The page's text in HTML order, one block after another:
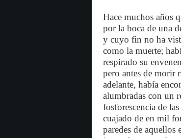
Hace muchos años
por la boca de una
y cuyo fin no ha
como la muerte;
respirado su
pero antes de morir
adelante, había
alumbradas con un
fosforescencia de
cuajado de en mil
paredes de aquellos